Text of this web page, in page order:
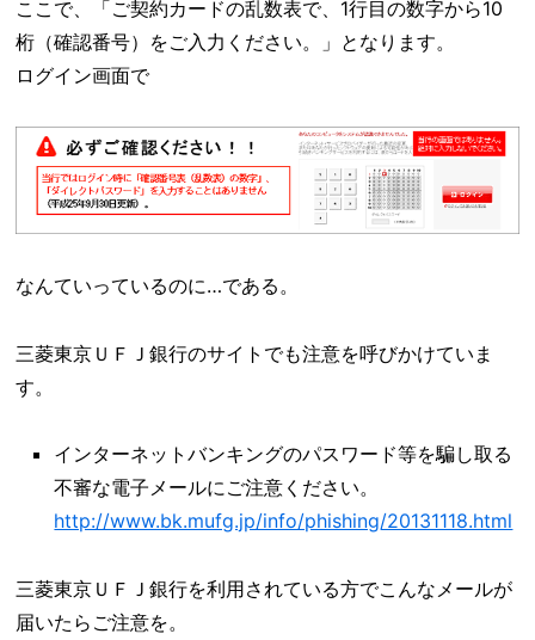
ここで、「ご契約カードの乱数表で、1行目の数字から10
桁（確認番号）をご入力ください。」となります。
ログイン画面で
なんていっているのに…である。
三菱東京ＵＦＪ銀行のサイトでも注意を呼びかけていま
す。
インターネットバンキングのパスワード等を騙し取る
不審な電子メールにご注意ください。
http://www.bk.mufg.jp/info/phishing/20131118.html
三菱東京ＵＦＪ銀行を利用されている方でこんなメールが
届いたらご注意を。